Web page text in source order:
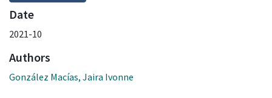
Date
2021-10
Authors
González Macías, Jaira Ivonne